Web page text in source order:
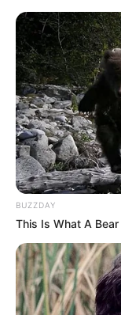
BUZZDAY
This Is What A